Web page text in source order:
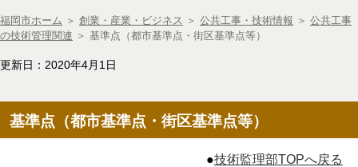
福岡市ホーム ＞ 創業・産業・ビジネス ＞ 公共工事・技術情報 ＞ 公共工事
の技術管理関連 ＞ 基準点（都市基準点・街区基準点等）
更新日：2020年4月1日
基準点（都市基準点・街区基準点等）
●技術監理部TOPへ戻る